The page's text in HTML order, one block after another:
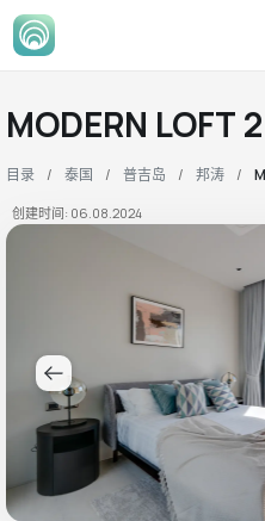
MODERN LOFT
目录 泰国 普吉岛 邦涛
创建时间: 06.08.2024